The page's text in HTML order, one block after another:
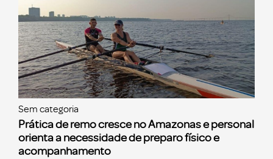
Sem categoria
Prática de remo cresce no Amazonas e personal
orienta a necessidade de preparo físico e
acompanhamento